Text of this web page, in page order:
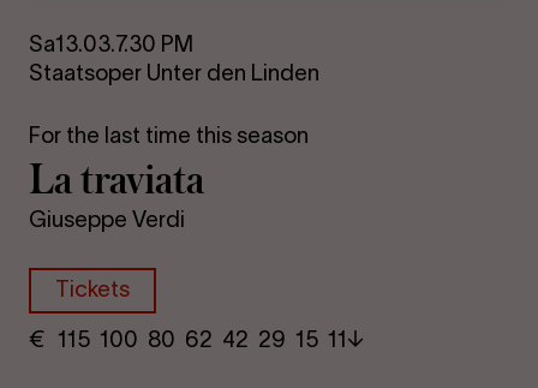
Sa13.03.7.30 PM
Staatsoper Unter den Linden
For the last time this season
La travi­ata
Giuseppe Verdi
Tickets
€ ​ 115 100 80​ 62 42 29​ 15 11